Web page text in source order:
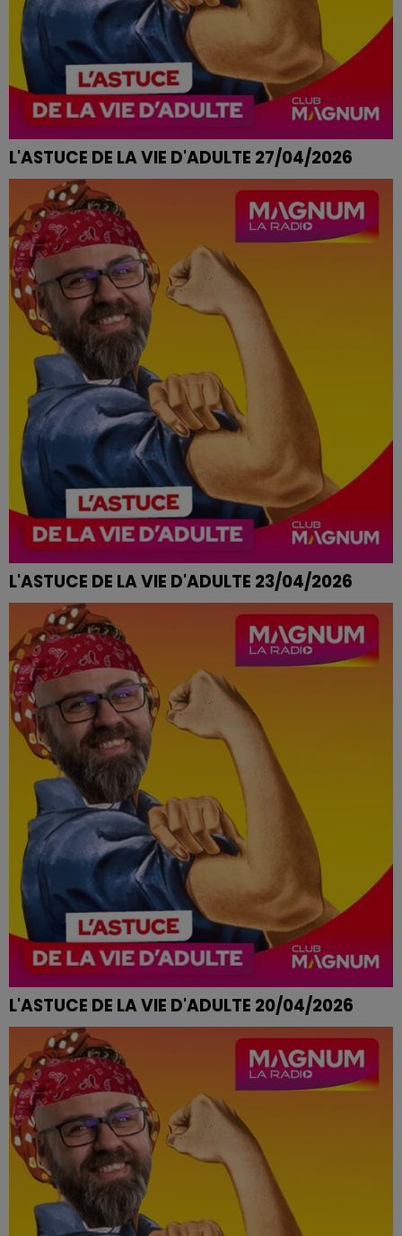
L'ASTUCE DE LA VIE D'ADULTE 27/04/2026
MIROIR PLEIN DE TRACES DE DOIGTS
L'ASTUCE DE LA VIE D'ADULTE 23/04/2026
PLANTES D'INTERIEUR QUI FONT LA TETE
L'ASTUCE DE LA VIE D'ADULTE 20/04/2026
TACHES SUR LES PLANS DE TRAVAIL